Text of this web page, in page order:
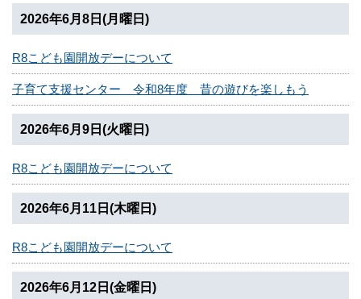
2026年6月8日(月曜日)
R8こども園開放デーについて
子育て支援センター 令和8年度 昔の遊びを楽しもう
2026年6月9日(火曜日)
R8こども園開放デーについて
2026年6月11日(木曜日)
R8こども園開放デーについて
2026年6月12日(金曜日)